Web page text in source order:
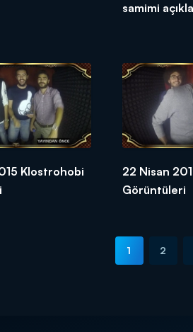
samimi
Klostrohobi
22 Nisan
Görüntüleri
1 2